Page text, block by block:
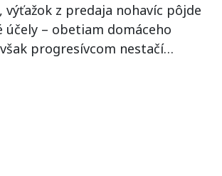
výťažok z predaja nohavíc pôjde
účely – obetiam domáceho
progresívcom nestačí…